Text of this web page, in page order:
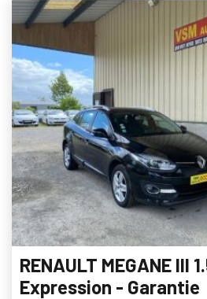
RENAULT MEGANE III
Expression - Garantie